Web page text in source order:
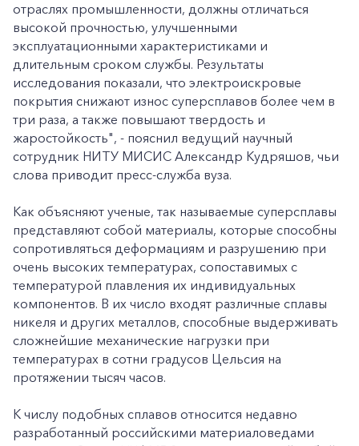
отраслях промышленности, должны отличаться
высокой прочностью, улучшенными
эксплуатационными характеристиками и
длительным сроком службы. Результаты
исследования показали, что электроискровые
покрытия снижают износ суперсплавов более чем в
три раза, а также повышают твердость и
жаростойкость", - пояснил ведущий научный
сотрудник НИТУ МИСИС Александр Кудряшов, чьи
слова приводит пресс-служба вуза.
Как объясняют ученые, так называемые суперсплавы
представляют собой материалы, которые способны
сопротивляться деформациям и разрушению при
очень высоких температурах, сопоставимых с
температурой плавления их индивидуальных
компонентов. В их число входят различные сплавы
никеля и других металлов, способные выдерживать
сложнейшие механические нагрузки при
температурах в сотни градусов Цельсия на
протяжении тысяч часов.
К числу подобных сплавов относится недавно
разработанный российскими материаловедами